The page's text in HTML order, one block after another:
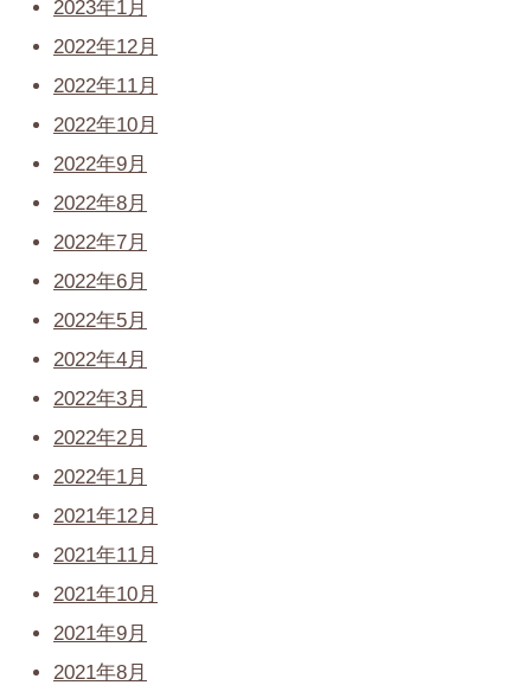
2023年1月
2022年12月
2022年11月
2022年10月
2022年9月
2022年8月
2022年7月
2022年6月
2022年5月
2022年4月
2022年3月
2022年2月
2022年1月
2021年12月
2021年11月
2021年10月
2021年9月
2021年8月